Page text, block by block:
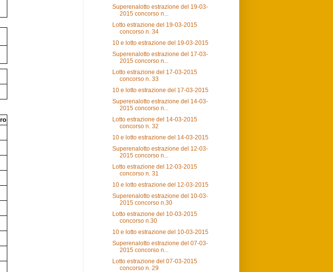
Superenalotto estrazione del 19-03-
2015 concorso n...
Lotto estrazione del 19-03-2015
concorso n. 34
10 e lotto estrazione del 19-03-2015
Superenalotto estrazione del 17-03-
2015 concorso n...
Lotto estrazione del 17-03-2015
concorso n. 33
10 e lotto estrazione del 17-03-2015
Superenalotto estrazione del 14-03-
2015 concorso n...
Lotto estrazione del 14-03-2015
concorso n. 32
10 e lotto estrazione del 14-03-2015
Superenalotto estrazione del 12-03-
2015 concorso n...
Lotto estrazione del 12-03-2015
concorso n. 31
10 e lotto estrazione del 12-03-2015
Superenalotto estrazione del 10-03-
2015 concorso n.30
Lotto estrazione del 10-03-2015
concorso n.30
10 e lotto estrazione del 10-03-2015
Superenalotto estrazione del 07-03-
2015 concorso n...
Lotto estrazione del 07-03-2015
concorso n. 29